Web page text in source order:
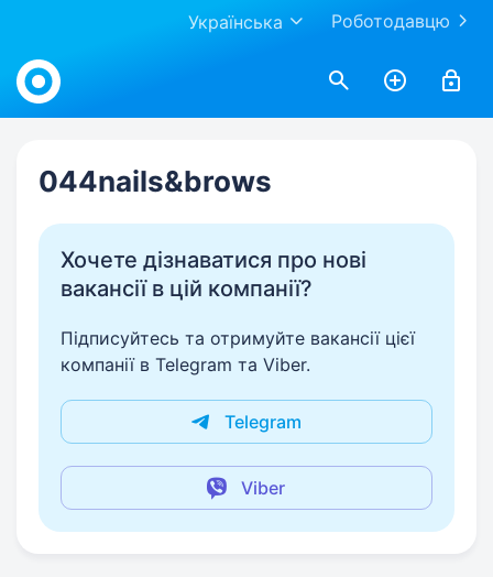
Роботодавцю
Українська
Work.ua
044nails&brows
Хочете дізнаватися про нові
вакансії в цій компанії?
Підписуйтесь та отримуйте вакансії цієї
компанії в Telegram та Viber.
Telegram
Viber